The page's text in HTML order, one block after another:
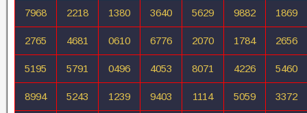
7968 2218 1380 3640 5629 9882 1869
2765 4681 0610 6776 2070 1784 2656
5195 5791 0496 4053 8071 4226 5460
8994 5243 1239 9403 1114 5059 3372